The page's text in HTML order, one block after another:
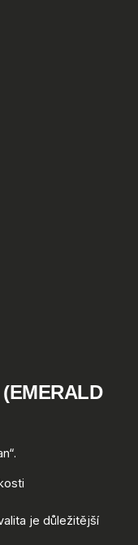
je důležitější